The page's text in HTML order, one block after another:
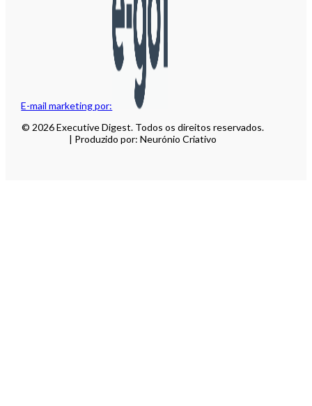
E-mail marketing por:
© 2026 Executive Digest. Todos os direitos reservados.
| Produzido por: Neurónio Criativo